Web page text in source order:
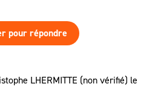
pour répondre
LHERMITTE (non vérifié) le